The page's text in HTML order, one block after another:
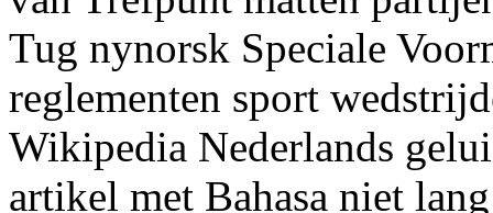
Tug nynorsk Speciale
reglementen sport
Wikipedia Nederlands
artikel met Bahasa niet